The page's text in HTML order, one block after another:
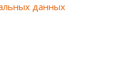
данных